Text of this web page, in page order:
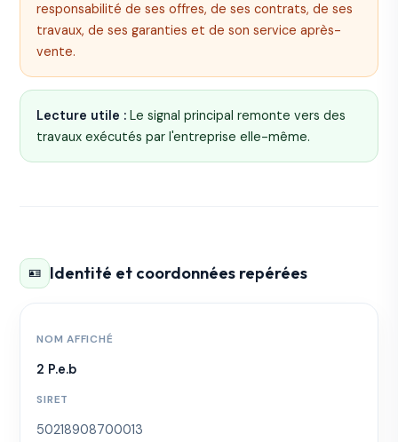
responsabilité de ses offres, de ses contrats, de ses
travaux, de ses garanties et de son service après-
vente.
Lecture utile : Le signal principal remonte vers des
travaux exécutés par l'entreprise elle-même.
🪪 Identité et coordonnées repérées
NOM AFFICHÉ
2 P.e.b
SIRET
50218908700013